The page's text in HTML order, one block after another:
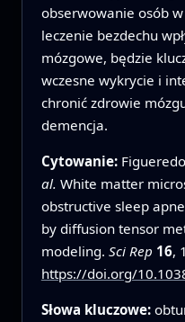
obserwowanie osób
leczenie bezdechu
mózgowe, będzie
wczesne wykrycie i
chronić zdrowie
demencja.
Cytowanie:
al. White matter
obstructive sleep
by diffusion tensor
modeling. Sci Rep 16,
https://doi.org/
Słowa kluczowe: